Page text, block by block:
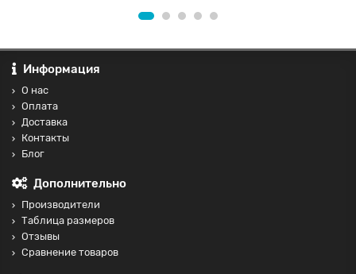
Информация
О нас
Оплата
Доставка
Контакты
Блог
Дополнительно
Производители
Таблица размеров
Отзывы
Сравнение товаров